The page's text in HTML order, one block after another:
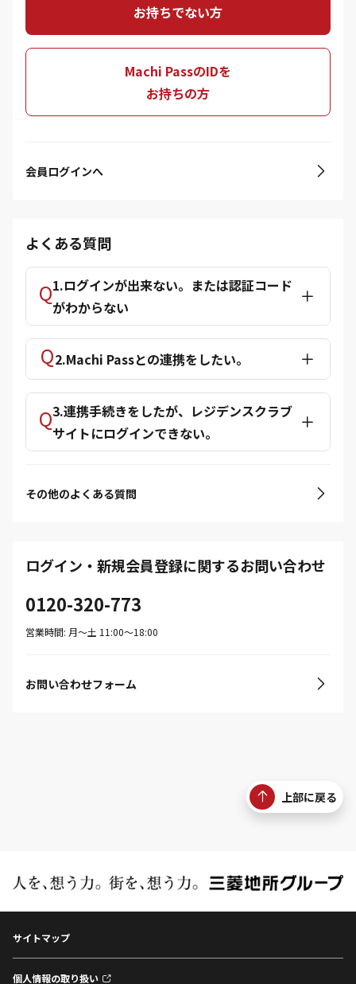
お持ちでない方
Machi PassのIDを
お持ちの方
会員ログインへ
よくある質問
1.ログインが出来ない。または認証コード
がわからない
2.Machi Passとの連携をしたい。
3.連携手続きをしたが、レジデンスクラブ
サイトにログインできない。
その他のよくある質問
ログイン・新規会員登録に関するお問い合わせ
0120-320-773
営業時間: 月〜土 11:00〜18:00
お問い合わせフォーム
上部に戻る
サイトマップ
個人情報の取り扱い